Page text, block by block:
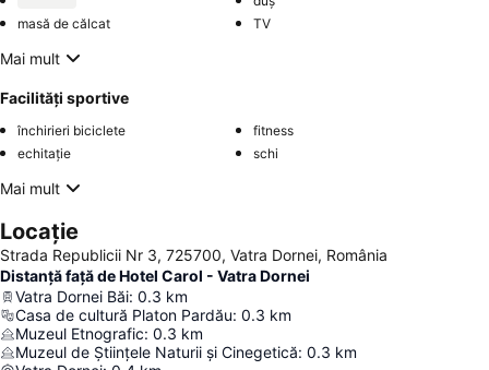
masă de călcat
TV
Mai mult
Facilități sportive
închirieri biciclete
fitness
echitație
schi
Mai mult
Locație
Strada Republicii Nr 3, 725700, Vatra Dornei, România
Distanță față de Hotel Carol - Vatra Dornei
Vatra Dornei Băi: 0.3 km
Casa de cultură Platon Pardău: 0.3 km
Muzeul Etnografic: 0.3 km
Muzeul de Științele Naturii și Cinegetică: 0.3 km